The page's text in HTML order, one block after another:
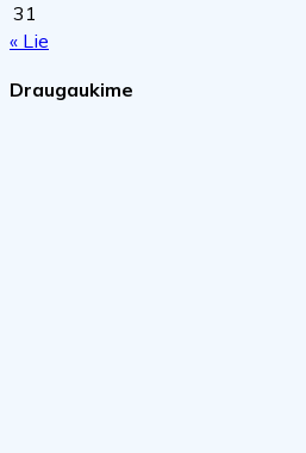
31
« Lie
Draugaukime